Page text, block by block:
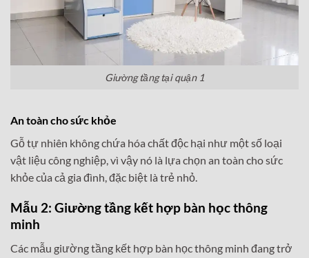
Giường tầng tại quận 1
An toàn cho sức khỏe
Gỗ tự nhiên không chứa hóa chất độc hại như một số loại
vật liệu công nghiệp, vì vậy nó là lựa chọn an toàn cho sức
khỏe của cả gia đình, đặc biệt là trẻ nhỏ.
Mẫu 2: Giường tầng kết hợp bàn học thông
minh
Các mẫu giường tầng kết hợp bàn học thông minh đang trở